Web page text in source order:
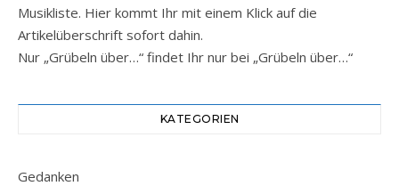
Musikliste. Hier kommt Ihr mit einem Klick auf die
Artikelüberschrift sofort dahin.
Nur „Grübeln über…“ findet Ihr nur bei „Grübeln über…“
KATEGORIEN
Gedanken